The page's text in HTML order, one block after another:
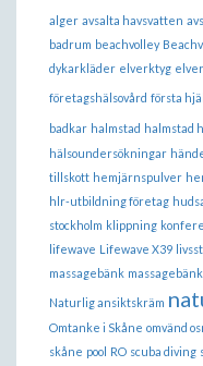
alger avsalta havsvatten
badrum beachvolley
dykarkläder elverktyg
företagshälsovård första
badkar halmstad halmstad
hälsoundersökningar
tillskott hemjärnspulver
hlr-utbildning företag
stockholm klippning
lifewave Lifewave X39
massagebänk
Naturlig ansiktskräm
Omtanke i Skåne omvänd
skåne pool RO scuba diving